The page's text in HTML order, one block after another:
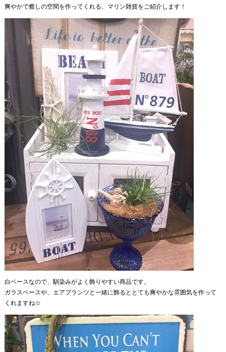
爽やかで癒しの空間を作ってくれる、マリン雑貨をご紹介します！
白ベースなので、馴染みがよく飾りやすい商品です。
ガラスベースや、エアプランツと一緒に飾るととても爽やかな雰囲気を作って
くれますね☆